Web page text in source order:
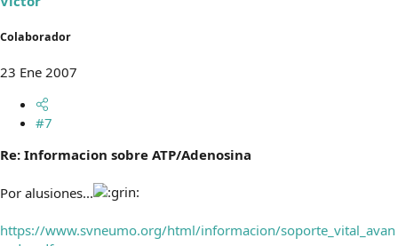
Colaborador
23 Ene 2007
#7
Re: Informacion sobre ATP/Adenosina
Por alusiones...
https://www.svneumo.org/html/informacion/soporte_vital_avan